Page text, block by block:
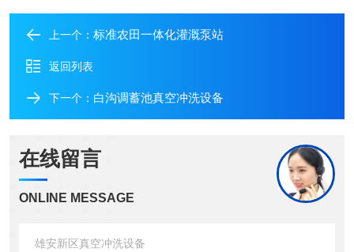
上一个： 标准农田一体化灌溉泵站
返回列表
下一个： 白沟调蓄池真空冲洗设备
在线留言
ONLINE MESSAGE